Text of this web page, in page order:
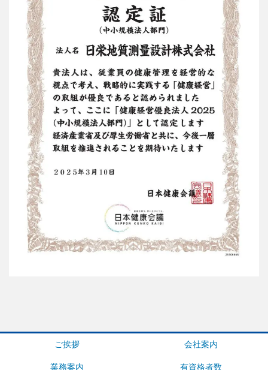
ご挨拶 会社案内
業務案内 有資格者数